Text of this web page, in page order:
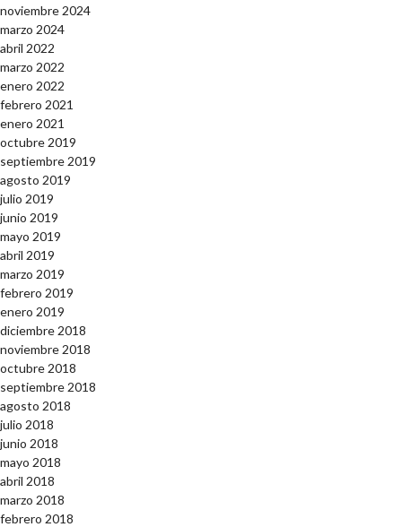
noviembre 2024
marzo 2024
abril 2022
marzo 2022
enero 2022
febrero 2021
enero 2021
octubre 2019
septiembre 2019
agosto 2019
julio 2019
junio 2019
mayo 2019
abril 2019
marzo 2019
febrero 2019
enero 2019
diciembre 2018
noviembre 2018
octubre 2018
septiembre 2018
agosto 2018
julio 2018
junio 2018
mayo 2018
abril 2018
marzo 2018
febrero 2018